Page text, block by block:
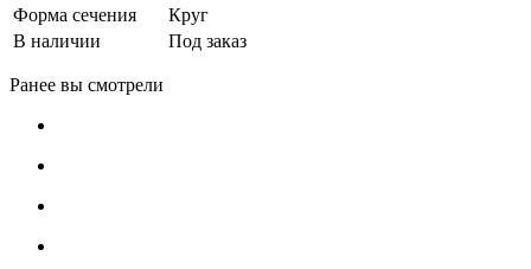
Форма сечения
Круг
В наличии
Под заказ
Ранее вы смотрели